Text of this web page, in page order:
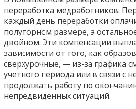
переработка медработников.
каждый день переработки
полуторном размере, а
двойном. Эти компенсации
зависимости от того, как
сверхурочные, — из-за графика
учетного периода или в связи с
продолжать работу по
непредвиденных ситуаций.